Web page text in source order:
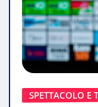
SPETTACOLO E